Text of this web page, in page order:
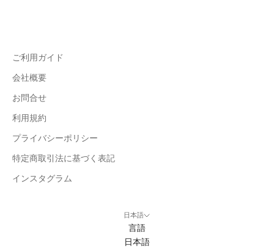
ご利用ガイド
会社概要
お問合せ
利用規約
プライバシーポリシー
特定商取引法に基づく表記
インスタグラム
日本語
言語
日本語